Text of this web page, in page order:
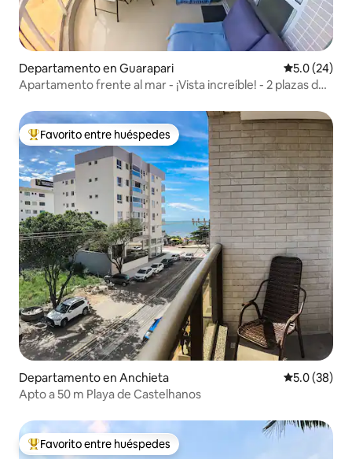
Departamento en Guarapari Calificación
5.0 (24)
Apartamento frente al mar - ¡Vista increíble! - 2 plazas de
De los mejores en Favorito entre huéspedes
Favorito entre huéspedes
Departamento en Anchieta Calificación
5.0 (38)
Apto a 50 m Playa de Castelhanos
De los mejores en Favorito entre huéspedes
Favorito entre huéspedes